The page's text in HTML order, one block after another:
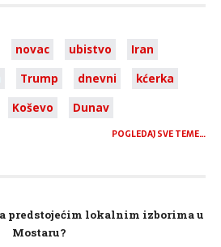
novac ubistvo
Iran
Trump dnevni
kćerka
Koševo Dunav
POGLEDAJ SVE TEME…
predstojećim lokalnim izborima u
Mostaru?